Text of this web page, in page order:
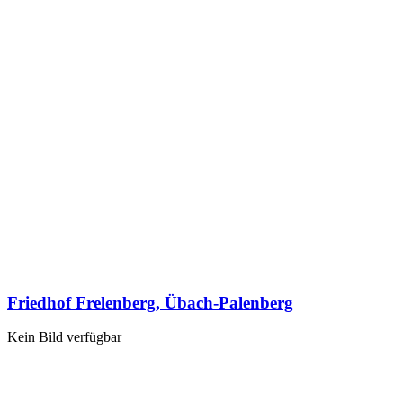
Friedhof Frelenberg, Übach-Palenberg
Kein Bild verfügbar